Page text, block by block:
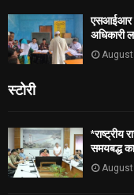
एसआईआर के
अधिकारी
स्टोरी
*राष्ट्रीय
समयबद्ध